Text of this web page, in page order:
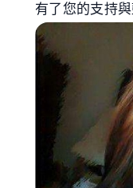
有了您的支持